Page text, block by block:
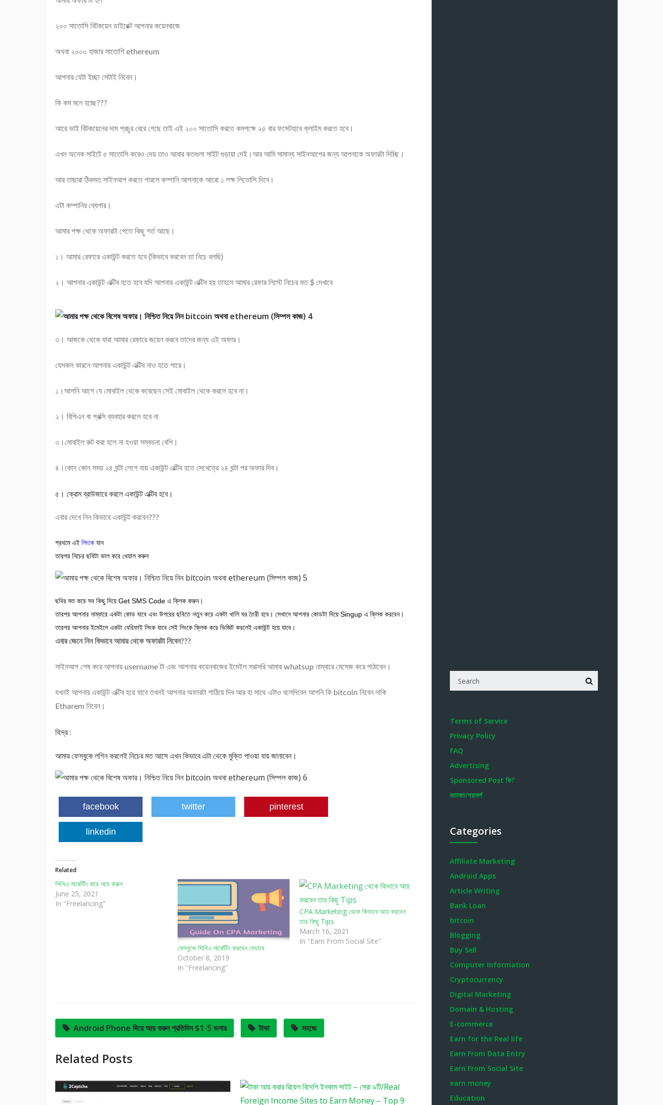
২০০ সাতোসি বিটকয়েন ডাইরেক্ট আপনার কয়েনবাজে
অথবা ২০০০ হাজার সাতোশি ethereum
আপনার যেটা ইচ্ছা সেটাই নিবেন।
কি কম মনে হচ্ছে???
আরে ভাই বিটকয়েনের দাম প্রচুর বেরে গেছে তাই এই ২০০ সাতোসি করতে কমপক্ষে ২৫ বার ফসেটহাবে ক্লাইম করতে হবে।
এখন অনেক সাইটে ৫ সাতোসি করেও দেয় তাও আবার কতগুলা সাইট গুড়ায়া দেই।আর আমি সামান্য সাইনআপের জন্য আপনাকে অফারটা দিচ্ছি।
আর তাছারা ঠিকমত সাইনআপ করতে পারলে কম্পানি আপনাকে আরো ১ লক্ষ লিতোসি দিবে।
এটা কম্পানির ব্যেপার।
আমার পক্ষ থেকে অফারটা পেতে কিছু শর্ত আছে।
১। আমার রেফারে একাউন্ট করতে হবে (কিভাবে করবেন তা নিচে বলছি)
২। আপনার একাউন্ট এক্টিব হতে হবে যদি আপনার একাউন্ট এক্টিব হয় তাহলে আমার রেফার লিস্টে নিচের মত $ দেখাবে
৩। আজকে থেকে যারা আমার রেফারে জয়েন করবে তাদের জন্য এই অফার।
যেসকল কারনে আপনার একাউন্ট এক্টিব নাও হতে পারে।
১।আপনি আগে যে মোবাইল থেকে করেছেন সেই মোবাইল থেকে করলে হবে না।
২। বিপিএন বা প্রক্সি ব্যবহার করলে হবে না
৩।মোবাইল রুট করা হলে না হওয়া সম্বভনা বেশি।
৪।কোন কোন সময় ২৪ ঘন্টা লেগে যায় একাউন্ট এক্টিব হতে সেখেত্রে ২৪ ঘন্টা পর অফার দিব।
৫। ক্রোম ব্রাউজারে করলে একাউন্ট এক্টিব হবে।
এবার দেখে নিন কিভাবে একাউন্ট করবেন???
প্রথমে এই লিংকে যান
তারপর নিচের ছবিটা ভাল করে খেয়াল করুন
ছবির মত করে সব কিছু দিয়ে Get SMS Code এ ক্লিক করুন।
তারপর আপনার নাম্বারে একটা কোড যাবে এবং উপরের ছবিতে নতুন করে একটা খালি ঘর তৈরী হবে। সেখানে আপনার কোডটা দিয়ে Singup এ ক্লিক করবেন।
তারপর আপনার ইমেইলে একটা বেরিফাই লিংক যাবে সেই লিংকে ক্লিক করে ভিজিট করলেই একাউন্ট হয়ে যাবে।
এবার জেনে নিন কিভাবে আমার থেকে অফারটা নিবেন???
সাইনআপ শেষ করে আপনার username টা এবং আপনার কয়েনবাজের ইমেইল সরাসরি আমার whatsup নাম্বারে মেসেজ করে পাঠাবেন।
যখনই আপনার একাউন্ট এক্টিব হয়ে যাবে তখনই আপনার অফারটা পাঠিয়ে দিব আর হা সাথে এটাও বলেদিবেন আপনি কি bitcoin নিবেন নাকি
Etharem নিবেন।
বি:দ্র :
আমার ফেসবুকে লগিন করলেই নিচের মত আসে এখন কিভাবে এটা থেকে মুক্তি পাওয়া যায় জানাবেন।
facebook twitter pinterest
linkedin
Related
সিপিএ মার্কেটিং করে আয় করুন
June 25, 2021
In "Freelancing"
ফেসবুকে সিপিএ মার্কেটিং করবেন যেভাবে
October 8, 2019
In "Freelancing"
CPA Marketing থেকে কিভাবে আয় করবেন
তার কিছু Tips
March 16, 2021
In "Earn From Social Site"
Android Phone দিয়ে আয় করুন প্রতিদিন $1-5 ডলার টাকা সহজে
Related Posts
Terms of Service
Privacy Policy
FAQ
Advertising
Sponsored Post কি?
মতামত/পরামর্শ
Categories
Affiliate Marketing
Android Apps
Article Writing
Bank Loan
bitcoin
Blogging
Buy Sell
Computer Information
Cryptocurrency
Digital Marketing
Domain & Hosting
E-commerce
Earn for the Real life
Earn From Data Entry
Earn From Social Site
earn money
Education